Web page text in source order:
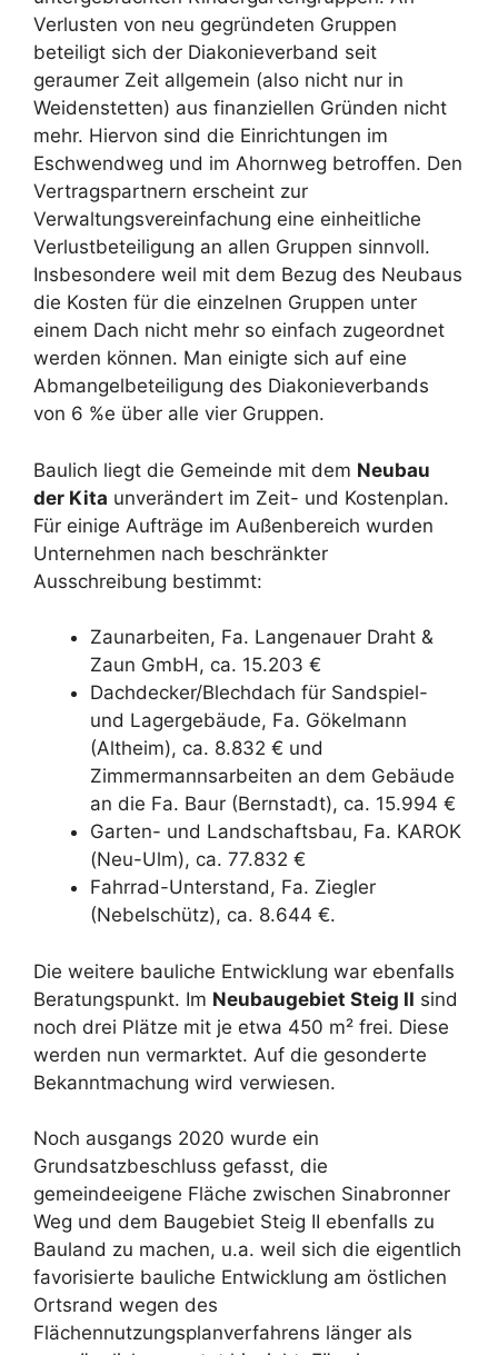
Verlusten von neu gegründeten Gruppen
beteiligt sich der Diakonieverband seit
geraumer Zeit allgemein (also nicht nur in
Weidenstetten) aus finanziellen Gründen nicht
mehr. Hiervon sind die Einrichtungen im
Eschwendweg und im Ahornweg betroffen. Den
Vertragspartnern erscheint zur
Verwaltungsvereinfachung eine einheitliche
Verlustbeteiligung an allen Gruppen sinnvoll.
Insbesondere weil mit dem Bezug des Neubaus
die Kosten für die einzelnen Gruppen unter
einem Dach nicht mehr so einfach zugeordnet
werden können. Man einigte sich auf eine
Abmangelbeteiligung des Diakonieverbands
von 6 %e über alle vier Gruppen.
Baulich liegt die Gemeinde mit dem Neubau
der Kita unverändert im Zeit- und Kostenplan.
Für einige Aufträge im Außenbereich wurden
Unternehmen nach beschränkter
Ausschreibung bestimmt:
Zaunarbeiten, Fa. Langenauer Draht &
Zaun GmbH, ca. 15.203 €
Dachdecker/Blechdach für Sandspiel-
und Lagergebäude, Fa. Gökelmann
(Altheim), ca. 8.832 € und
Zimmermannsarbeiten an dem Gebäude
an die Fa. Baur (Bernstadt), ca. 15.994 €
Garten- und Landschaftsbau, Fa. KAROK
(Neu-Ulm), ca. 77.832 €
Fahrrad-Unterstand, Fa. Ziegler
(Nebelschütz), ca. 8.644 €.
Die weitere bauliche Entwicklung war ebenfalls
Beratungspunkt. Im Neubaugebiet Steig II sind
noch drei Plätze mit je etwa 450 m² frei. Diese
werden nun vermarktet. Auf die gesonderte
Bekanntmachung wird verwiesen.
Noch ausgangs 2020 wurde ein
Grundsatzbeschluss gefasst, die
gemeindeeigene Fläche zwischen Sinabronner
Weg und dem Baugebiet Steig II ebenfalls zu
Bauland zu machen, u.a. weil sich die eigentlich
favorisierte bauliche Entwicklung am östlichen
Ortsrand wegen des
Flächennutzungsplanverfahrens länger als